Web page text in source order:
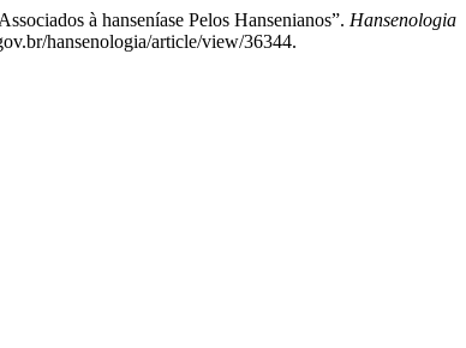
à hanseníase Pelos Hansenianos”. Hansenologia
hansenologia/article/view/36344.